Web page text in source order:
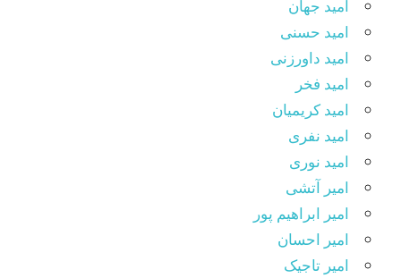
امید جهان
امید حسنی
امید داورزنی
امید فخر
امید کریمیان
امید نفری
امید نوری
امیر آتشی
امیر ابراهیم پور
امیر احسان
امیر تاجیک